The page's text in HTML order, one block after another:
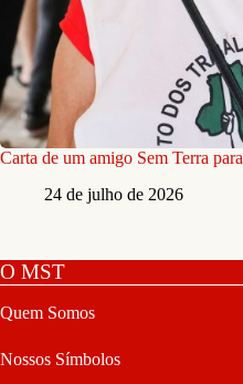
Carta de um amigo Sem Terra
24 de julho de 2026
O MST
Quem Somos
Nossos Símbolos